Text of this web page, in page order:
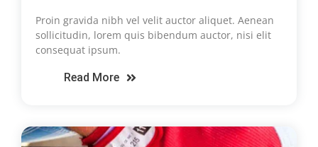
Proin gravida nibh vel velit auctor aliquet. Aenean
sollicitudin, lorem quis bibendum auctor, nisi elit
consequat ipsum.
Read More